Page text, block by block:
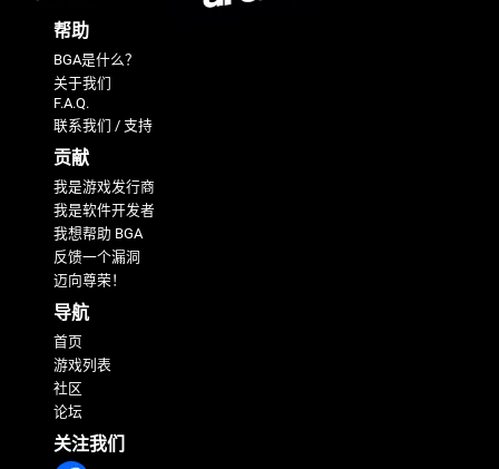
帮助
BGA是什么？
关于我们
F.A.Q.
联系我们 / 支持
贡献
我是游戏发行商
我是软件开发者
我想帮助 BGA
反馈一个漏洞
迈向尊荣！
导航
首页
游戏列表
社区
论坛
关注我们